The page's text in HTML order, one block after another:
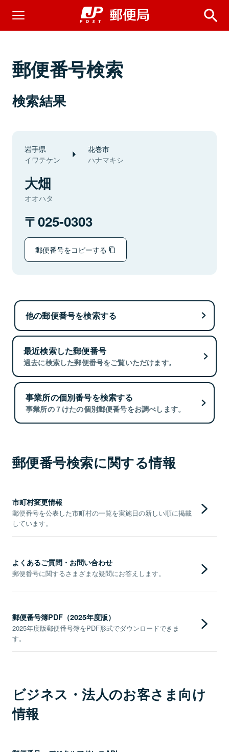
郵便番号検索
検索結果
岩手県
イワテケン
花巻市
ハナマキシ
大畑
オオハタ
025-0303
郵便番号をコピーする
他の郵便番号を検索する
最近検索した郵便番号
過去に検索した郵便番号をご覧いただけます。
事業所の個別番号を検索する
事業所の７けたの個別郵便番号をお調べします。
郵便番号検索に関する情報
市町村変更情報
郵便番号を公表した市町村の一覧を実施日の新しい順に掲載
しています。
よくあるご質問・お問い合わせ
郵便番号に関するさまざまな疑問にお答えします。
郵便番号簿PDF（2025年度版）
2025年度版郵便番号簿をPDF形式でダウンロードできま
す。
ビジネス・法人のお客さま向け
情報